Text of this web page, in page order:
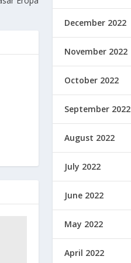
December 2022
November 2022
October 2022
September 2022
August 2022
July 2022
June 2022
May 2022
April 2022